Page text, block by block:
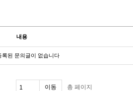
내용
록된 문의글이 없습니다
총 페이지